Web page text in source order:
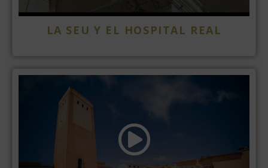
LA SEU Y EL HOSPITAL REAL